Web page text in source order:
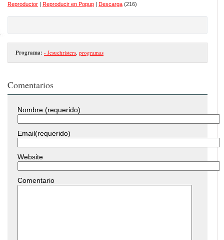
Reproductor | Reproducir en Popup | Descarga (216)
Programa: - Jesuchristers programas
Comentarios
Nombre (requerido)
Email(requerido)
Website
Comentario